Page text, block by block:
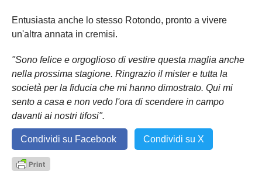
Entusiasta anche lo stesso Rotondo, pronto a vivere
un'altra annata in cremisi.
"Sono felice e orgoglioso di vestire questa maglia anche
nella prossima stagione. Ringrazio il mister e tutta la
società per la fiducia che mi hanno dimostrato. Qui mi
sento a casa e non vedo l'ora di scendere in campo
davanti ai nostri tifosi".
Condividi su Facebook Condividi su X